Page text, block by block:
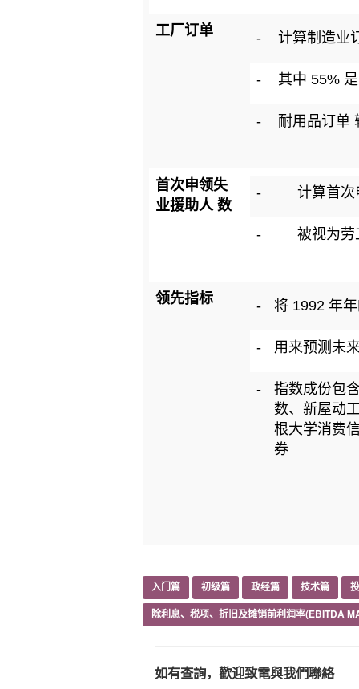
工厂订单 - 计算制造业
- 其中 55%
- 耐用品订单
首次申领失
业援助人 数
- 计算首
- 被视为
领先指标 - 将 1992 年
- 用来预测未
-
指数成份包
数、新屋动
根大学消费
券
入门篇 初级篇 政经篇 技术篇
除利息、税项、折旧及摊销前利润率(EBITDA
如有查詢，歡迎致電與我們聯絡